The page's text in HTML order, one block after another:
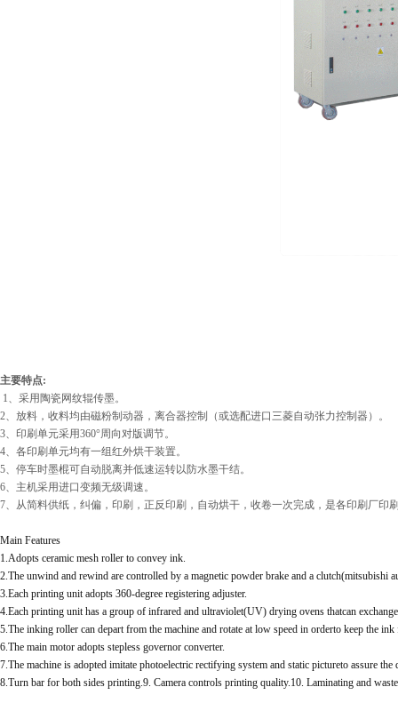
主要特点:
1、采用陶瓷网纹辊传墨。
2、放料，收料均由磁粉制动器，离合器控制（或选配进口三菱自动张力控制器）。
3、印刷单元采用360°周向对版调节。
4、各印刷单元均有一组红外烘干装置。
5、停车时墨棍可自动脱离并低速运转以防水墨干结。
6、主机采用进口变频无级调速。
7、从简料供纸，纠偏，印刷，正反印刷，自动烘干，收卷一次完成，是各印刷厂印
Main Features
1.Adopts ceramic mesh roller to convey ink.
2.The unwind and rewind are controlled by a magnetic powder brake and a clutch(mitsubishi
3.Each printing unit adopts 360-degree registering adjuster.
4.Each printing unit has a group of infrared and ultraviolet(UV) drying ovens thatcan
5.The inking roller can depart from the machine and rotate at low speed in orderto keep the
6.The main motor adopts stepless governor converter.
7.The machine is adopted imitate photoelectric rectifying system and static pictureto assure
8.Turn bar for both sides printing.9. Camera controls printing quality.10. Laminating and